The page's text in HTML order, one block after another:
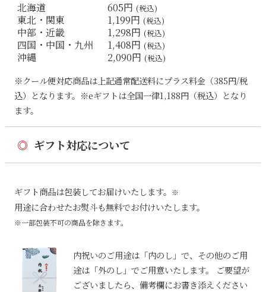
北海道 605円 (税込)
東北・関東 1,199円 (税込)
中部・近畿 1,298円 (税込)
四国・中国・九州 1,408円 (税込)
沖縄 2,090円 (税込)
※クール便対応商品は上記通常配送料にプラス料金（385円/税
込）となります。※eギフトは全国一律1,188円（税込）となり
ます。
◎ ギフト対応について
ギフト商品は包装してお届けいたします。 ※
用途に合わせたお熨斗も無料でお付けいたします。
※一部包装不可の商品を除きます。
内祝いのご用途は「内のし」で、その他のご用
途は「外のし」でご用意いたします。 ご要望が
ございましたら、備考欄にお書き添えください